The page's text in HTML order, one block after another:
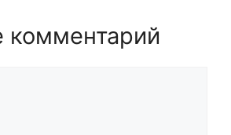
комментарий